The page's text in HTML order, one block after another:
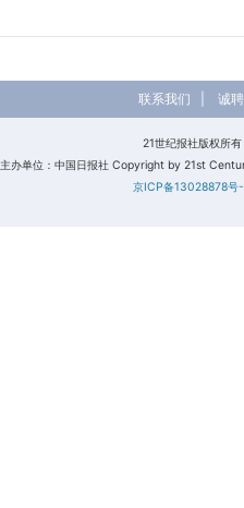
联系我们 诚
21世纪报社版权所
主办单位：中国日报社 Copyright by 21st
京ICP备13028878号